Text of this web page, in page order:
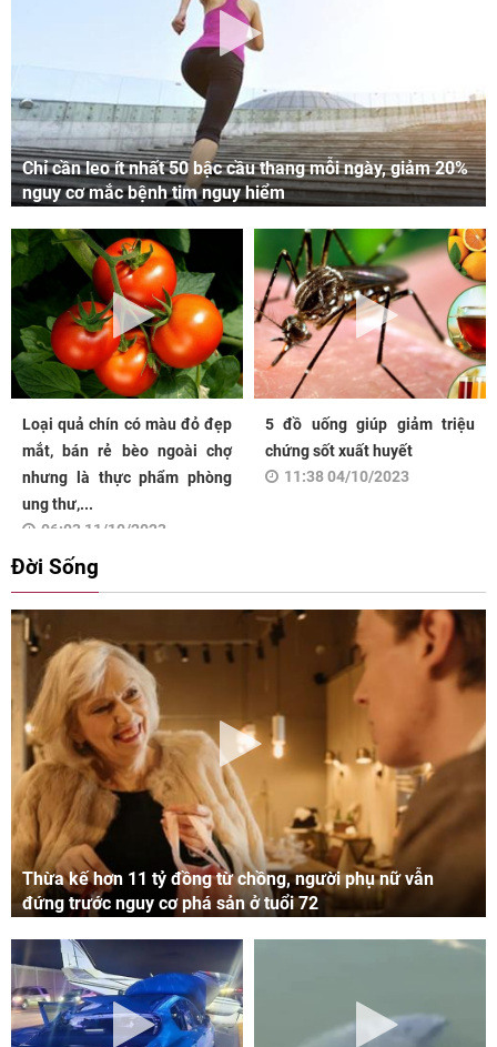
Chỉ cần leo ít nhất 50 bậc cầu thang mỗi ngày, giảm 20%
nguy cơ mắc bệnh tim nguy hiểm
Loại quả chín có màu đỏ đẹp
mắt, bán rẻ bèo ngoài chợ
nhưng là thực phẩm phòng
ung thư,...
06:03 11/10/2023
5 đồ uống giúp giảm triệu
chứng sốt xuất huyết
11:38 04/10/2023
Đời Sống
Thừa kế hơn 11 tỷ đồng từ chồng, người phụ nữ vẫn
đứng trước nguy cơ phá sản ở tuổi 72